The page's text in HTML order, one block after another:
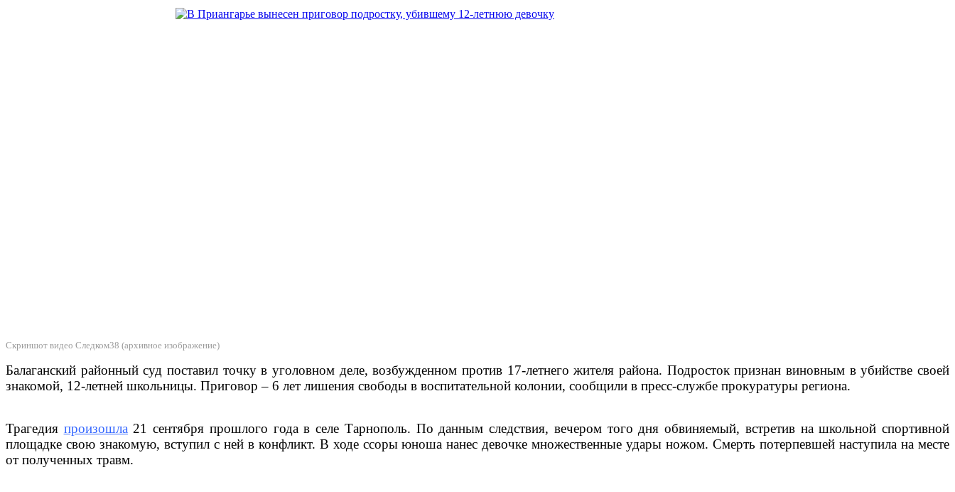
Скриншот видео Следком38 (архивное изображение)
Балаганский районный суд поставил точку в уголовном деле, возбужденном против 17-летнего жителя района. Подросток признан виновным в убийстве своей
знакомой, 12-летней школьницы. Приговор – 6 лет лишения свободы в воспитательной колонии, сообщили в пресс-службе прокуратуры региона.
Трагедия произошла 21 сентября прошлого года в селе Тарнополь. По данным следствия, вечером того дня обвиняемый, встретив на школьной спортивной
площадке свою знакомую, вступил с ней в конфликт. В ходе ссоры юноша нанес девочке множественные удары ножом. Смерть потерпевшей наступила на месте
от полученных травм.